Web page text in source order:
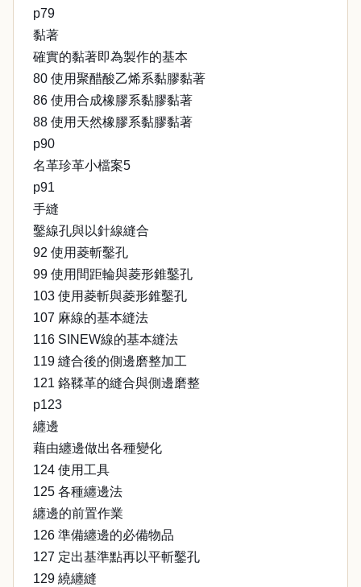
p79
黏著
確實的黏著即為製作的基本
80 使用聚醋酸乙烯系黏膠黏著
86 使用合成橡膠系黏膠黏著
88 使用天然橡膠系黏膠黏著
p90
名革珍革小檔案5
p91
手縫
鑿線孔與以針線縫合
92 使用菱斬鑿孔
99 使用間距輪與菱形錐鑿孔
103 使用菱斬與菱形錐鑿孔
107 麻線的基本縫法
116 SINEW線的基本縫法
119 縫合後的側邊磨整加工
121 鉻鞣革的縫合與側邊磨整
p123
纏邊
藉由纏邊做出各種變化
124 使用工具
125 各種纏邊法
纏邊的前置作業
126 準備纏邊的必備物品
127 定出基準點再以平斬鑿孔
129 繞纏縫